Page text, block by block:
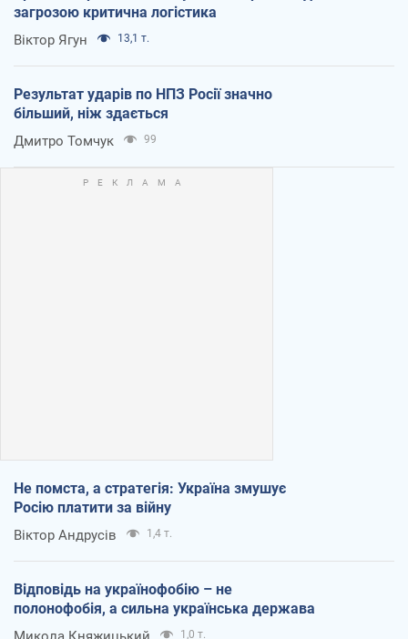
загрозою критична логістика
Віктор Ягун 13,1 т.
Результат ударів по НПЗ Росії значно
більший, ніж здається
Дмитро Томчук 99
Не помста, а стратегія: Україна змушує
Росію платити за війну
Віктор Андрусів 1,4 т.
Відповідь на українофобію – не
полонофобія, а сильна українська держава
1,0 т.